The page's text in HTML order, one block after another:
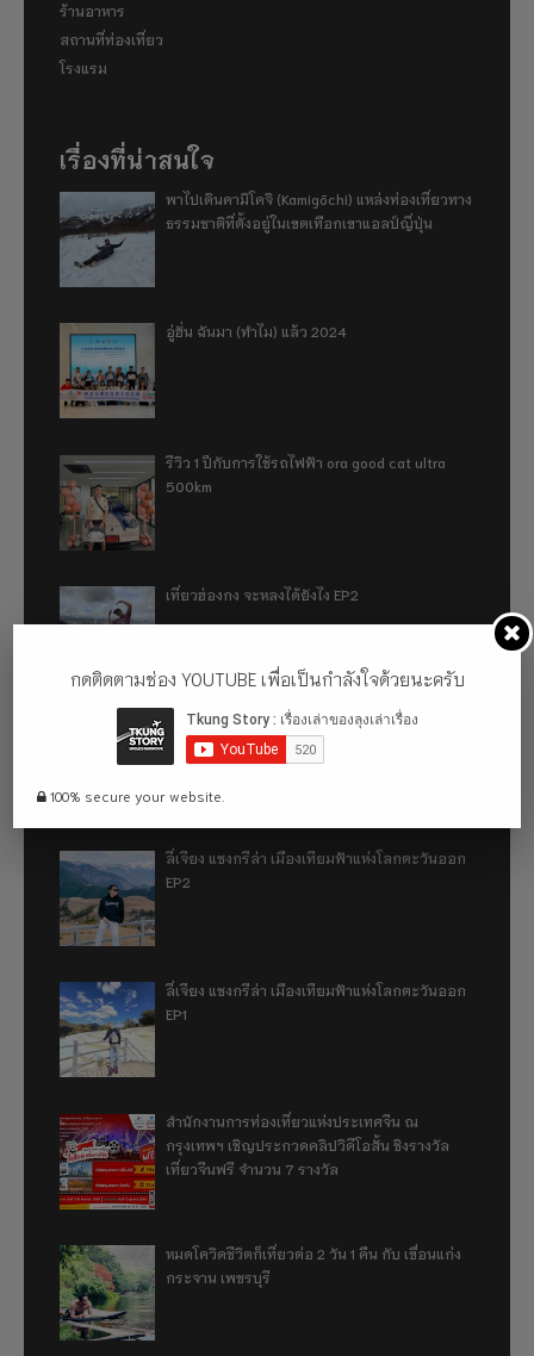
ร้านอาหาร
สถานที่ท่องเที่ยว
โรงแรม
เรื่องที่น่าสนใจ
พาไปเดินคามิโคจิ (Kamigōchi) แหล่งท่องเที่ยวทาง
ธรรมชาติที่ตั้งอยู่ในเขตเทือกเขาแอลป์ญี่ปุ่น
อู่ฮั่น ฉันมา (ทำไม) แล้ว 2024
รีวิว 1 ปีกับการใช้รถไฟฟ้า ora good cat ultra
500km
เที่ยวฮ่องกง จะหลงได้ยังไง EP2
เที่ยวฮ่องกง จะหลงได้ยังไง EP1
ลี่เจียง แชงกรีล่า เมืองเทียมฟ้าแห่งโลกตะวันออก
EP2
ลี่เจียง แชงกรีล่า เมืองเทียมฟ้าแห่งโลกตะวันออก
EP1
สำนักงานการท่องเที่ยวแห่งประเทศจีน ณ
กรุงเทพฯ เชิญประกวดคลิปวิดีโอสั้น ชิงรางวัล
เที่ยวจีนฟรี จำนวน 7 รางวัล
หมดโควิดชีวิตก็เที่ยวต่อ 2 วัน 1 คืน กับ เขื่อนแก่ง
กระจาน เพชรบุรี
กดติดตามช่อง YOUTUBE เพื่อเป็นกำลังใจด้วยนะครับ
100% secure your website.